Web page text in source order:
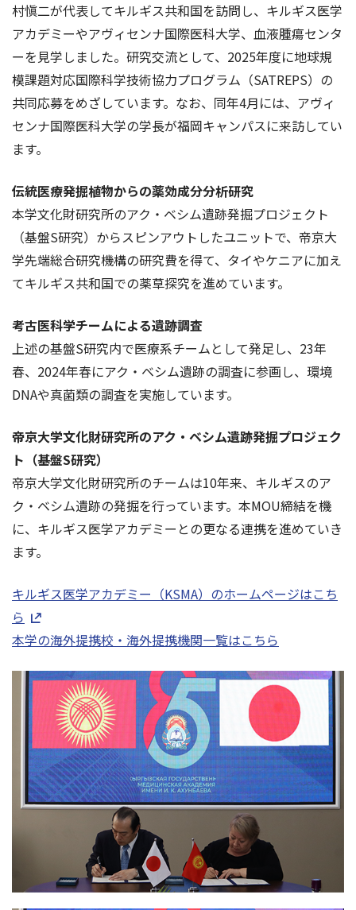
村愼二が代表してキルギス共和国を訪問し、キルギス医学
アカデミーやアヴィセンナ国際医科大学、血液腫瘍センタ
ーを見学しました。研究交流として、2025年度に地球規
模課題対応国際科学技術協力プログラム（SATREPS）の
共同応募をめざしています。なお、同年4月には、アヴィ
センナ国際医科大学の学長が福岡キャンパスに来訪してい
ます。
伝統医療発掘植物からの薬効成分分析研究
本学文化財研究所のアク・ベシム遺跡発掘プロジェクト
（基盤S研究）からスピンアウトしたユニットで、帝京大
学先端総合研究機構の研究費を得て、タイやケニアに加え
てキルギス共和国での薬草探究を進めています。
考古医科学チームによる遺跡調査
上述の基盤S研究内で医療系チームとして発足し、23年
春、2024年春にアク・ベシム遺跡の調査に参画し、環境
DNAや真菌類の調査を実施しています。
帝京大学文化財研究所のアク・ベシム遺跡発掘プロジェク
ト（基盤S研究）
帝京大学文化財研究所のチームは10年来、キルギスのア
ク・ベシム遺跡の発掘を行っています。本MOU締結を機
に、キルギス医学アカデミーとの更なる連携を進めていき
ます。
キルギス医学アカデミー（KSMA）のホームページはこち
ら
本学の海外提携校・海外提携機関一覧はこちら